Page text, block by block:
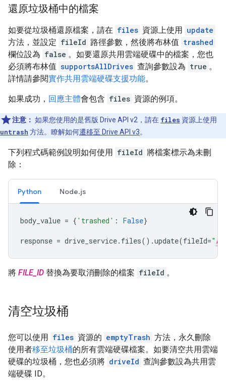
還原垃圾桶中的檔案
如要從垃圾桶還原檔案，請在 files 資源上使用 update
方法，並設定 fileId 路徑參數，然後將布林值 trashed
欄位設為 false 。如要還原共用雲端硬碟中的檔案，您也
必須將布林值 supportsAllDrives 查詢參數設為 true 。
詳情請參閱實作共用雲端硬碟支援功能。
如果成功， 回應主體會包含 files 資源的例項。
注意： 如果您使用的是舊版 Drive API v2，請在 files 資源上使用
untrash 方法。瞭解如何遷移至 Drive API v3。
下列程式碼範例說明如何使用 fileId 將檔案標示為未刪
除：
Python Node.js
body_value = { 'trashed' : False}
response = drive_service. files() .update(fileId="
將 FILE_ID 替換為要取消刪除的檔案 fileId 。
清空垃圾桶
您可以使用 files 資源的 emptyTrash 方法，永久刪除
使用者移至垃圾桶的所有雲端硬碟檔案。如要清空共用雲端
硬碟的垃圾桶，您也必須將 driveId 查詢參數設為共用雲
端硬碟 ID。